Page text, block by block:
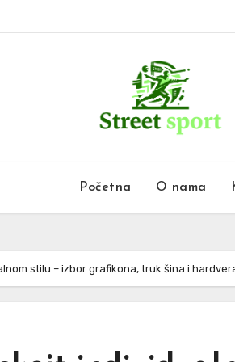
Početna O nama
stilu – izbor grafikona, truk šina i